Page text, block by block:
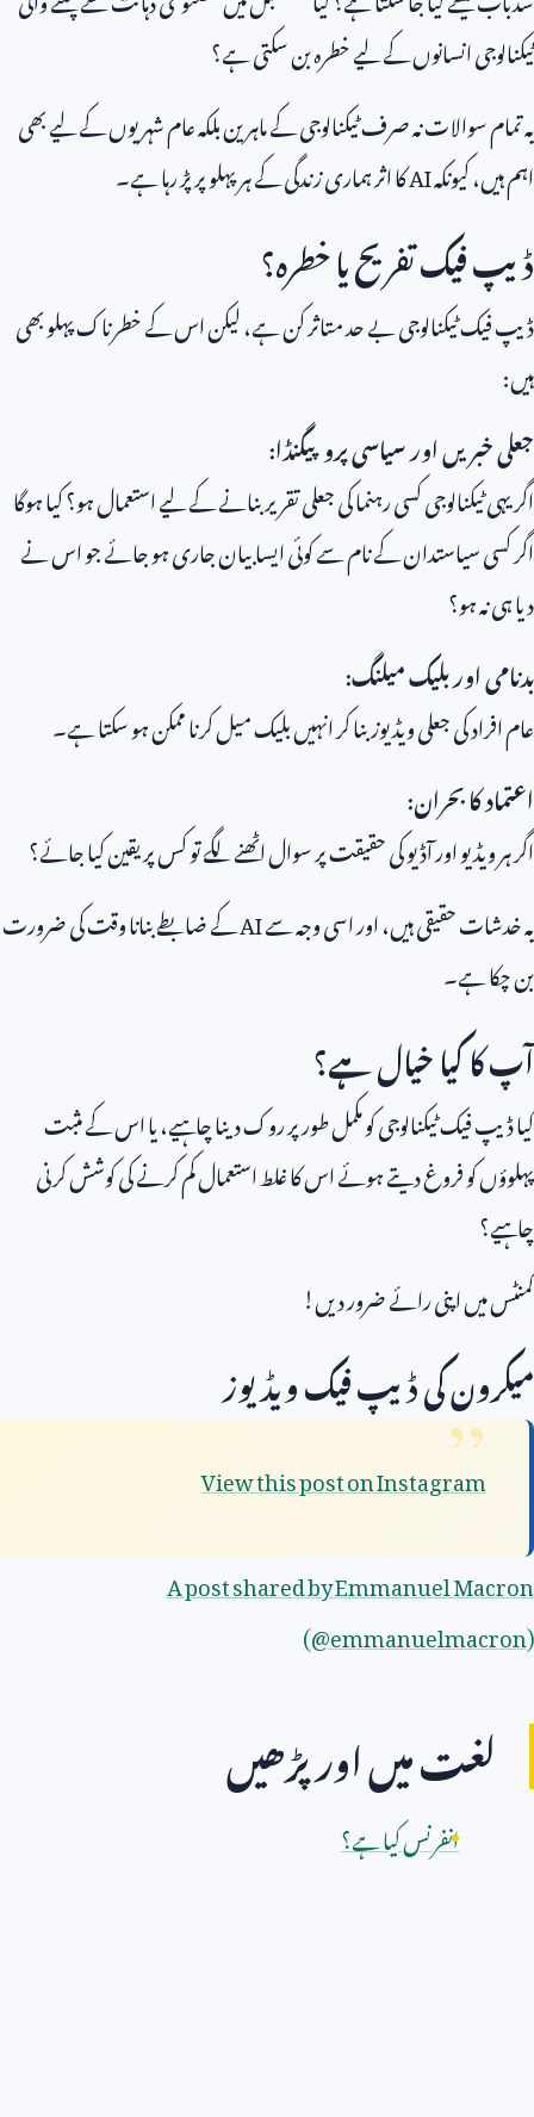
ٹیکنالوجی انسانوں کے لیے خطرہ بن سکتی ہے؟
یہ تمام سوالات نہ صرف ٹیکنالوجی کے ماہرین بلکہ عام شہریوں کے لیے بھی
اہم ہیں، کیونکہAIکا اثر ہماری زندگی کے ہر پہلو پر پڑ رہا ہے۔
ڈیپ فیک تفریح یا خطرہ؟
ڈیپ فیک ٹیکنالوجی بے حد متاثر کن ہے، لیکن اس کے خطرناک پہلو بھی
ہیں:
جعلی خبریں اور سیاسی پروپیگنڈا:
اگر یہی ٹیکنالوجی کسی رہنما کی جعلی تقریر بنانے کے لیے استعمال ہو؟ کیا ہوگا
اگر کسی سیاستدان کے نام سے کوئی ایسا بیان جاری ہو جائے جو اس نے
دیا ہی نہ ہو؟
بدنامی اور بلیک میلنگ:
عام افراد کی جعلی ویڈیوز بنا کر انہیں بلیک میل کرنا ممکن ہو سکتا ہے۔
اعتماد کا بحران:
اگر ہر ویڈیو اور آڈیو کی حقیقت پر سوال اٹھنے لگے تو کس پر یقین کیا جائے؟
یہ خدشات حقیقی ہیں، اور اسی وجہ سےAIکے ضابطے بنانا وقت کی ضرورت
بن چکا ہے۔
آپ کا کیا خیال ہے؟
کیا ڈیپ فیک ٹیکنالوجی کو مکمل طور پر روک دینا چاہیے، یا اس کے مثبت
پہلوؤں کو فروغ دیتے ہوئے اس کا غلط استعمال کم کرنے کی کوشش کرنی
چاہیے؟
کمنٹس میں اپنی رائے ضرور دیں!
میکرون کی ڈیپ فیک ویڈیوز
View this post on Instagram
A post shared by Emmanuel Macron
(@emmanuelmacron)
لغت میں اور پڑھیں
انفرنس کیا ہے؟